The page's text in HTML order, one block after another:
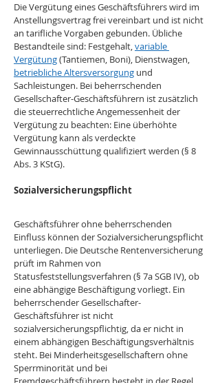
Die Vergütung eines Geschäftsführers wird im
Anstellungsvertrag frei vereinbart und ist nicht
an tarifliche Vorgaben gebunden. Übliche
Bestandteile sind: Festgehalt, variable
Vergütung (Tantiemen, Boni), Dienstwagen,
betriebliche Altersversorgung und
Sachleistungen. Bei beherrschenden
Gesellschafter-Geschäftsführern ist zusätzlich
die steuerrechtliche Angemessenheit der
Vergütung zu beachten: Eine überhöhte
Vergütung kann als verdeckte
Gewinnausschüttung qualifiziert werden (§ 8
Abs. 3 KStG).
Sozialversicherungspflicht
Geschäftsführer ohne beherrschenden
Einfluss können der Sozialversicherungspflicht
unterliegen. Die Deutsche Rentenversicherung
prüft im Rahmen von
Statusfeststellungsverfahren (§ 7a SGB IV), ob
eine abhängige Beschäftigung vorliegt. Ein
beherrschender Gesellschafter-
Geschäftsführer ist nicht
sozialversicherungspflichtig, da er nicht in
einem abhängigen Beschäftigungsverhältnis
steht. Bei Minderheitsgesellschaftern ohne
Sperrminorität und bei